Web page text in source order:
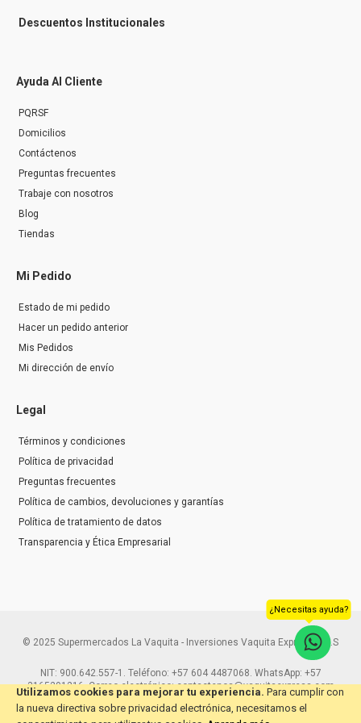
Utilizamos cookies para mejorar tu experiencia. Para cumplir con
la nueva directiva sobre privacidad electrónica, necesitamos el
Descuentos Institucionales
Ayuda Al Cliente
PQRSF
Domicilios
Contáctenos
Preguntas frecuentes
Trabaje con nosotros
Blog
Tiendas
Mi Pedido
Estado de mi pedido
Hacer un pedido anterior
Mis Pedidos
Mi dirección de envío
Legal
Términos y condiciones
Política de privacidad
Preguntas frecuentes
Política de cambios, devoluciones y garantías
Política de tratamiento de datos
Transparencia y Ética Empresarial
© 2025 Supermercados La Vaquita - Inversiones Vaquita Express S.A.S
NIT: 900.642.557-1. Teléfono: +57 604 4487068. WhatsApp: +57
3165291216. Correo electrónico: contactenos@vaquitaexpress.com
¿Necesitas ayuda?